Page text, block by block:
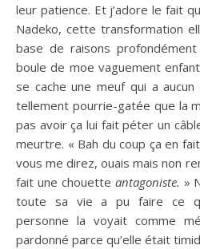
leur patience. Et j’adore le fait
Nadeko, cette transformation
base de raisons
boule de moe vaguement
se cache une meuf qui a
tellement pourrie-gatée que la
pas avoir ça lui fait péter un
meurtre. « Bah du coup ça en
vous me direz, ouais mais non
fait une chouette antagoniste. »
toute sa vie a pu faire ce
personne la voyait comme
pardonné parce qu’elle était